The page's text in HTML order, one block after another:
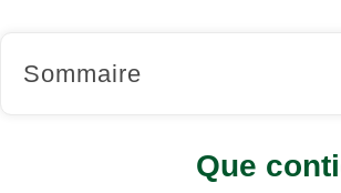
Sommaire
Que